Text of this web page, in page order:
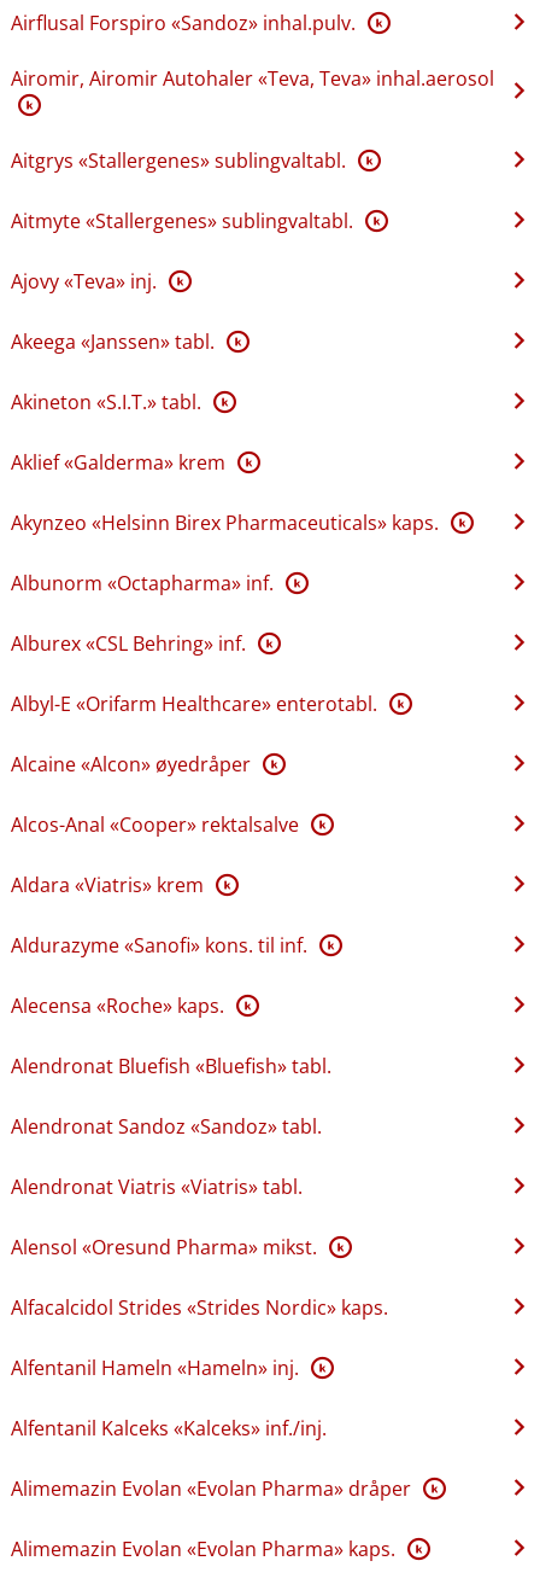
Airflusal Forspiro «Sandoz» inhal.pulv. K
Airomir, Airomir Autohaler «Teva, Teva» inhal.aerosol
K
Aitgrys «Stallergenes» sublingvaltabl. K
Aitmyte «Stallergenes» sublingvaltabl. K
Ajovy «Teva» inj. K
Akeega «Janssen» tabl. K
Akineton «S.I.T.» tabl. K
Aklief «Galderma» krem K
Akynzeo «Helsinn Birex Pharmaceuticals» kaps. K
Albunorm «Octapharma» inf. K
Alburex «CSL Behring» inf. K
Albyl-E «Orifarm Healthcare» enterotabl. K
Alcaine «Alcon» øyedråper K
Alcos-Anal «Cooper» rektalsalve K
Aldara «Viatris» krem K
Aldurazyme «Sanofi» kons. til inf. K
Alecensa «Roche» kaps. K
Alendronat Bluefish «Bluefish» tabl.
Alendronat Sandoz «Sandoz» tabl.
Alendronat Viatris «Viatris» tabl.
Alensol «Oresund Pharma» mikst. K
Alfacalcidol Strides «Strides Nordic» kaps.
Alfentanil Hameln «Hameln» inj. K
Alfentanil Kalceks «Kalceks» inf.​/​inj.
Alimemazin Evolan «Evolan Pharma» dråper K
Alimemazin Evolan «Evolan Pharma» kaps. K